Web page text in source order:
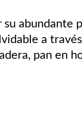
abundante
a
pan en